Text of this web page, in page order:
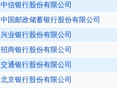
中信银行股份有限公司
中国邮政储蓄银行股份有限公司
兴业银行股份有限公司
招商银行股份有限公司
交通银行股份有限公司
北京银行股份有限公司